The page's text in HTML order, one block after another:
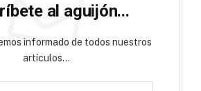
al aguijón...
informado de todos nuestros
artículos...